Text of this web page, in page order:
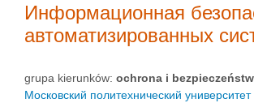
Информационная
автоматизированных
grupa kierunków: ochrona i
Московский политехнический университет